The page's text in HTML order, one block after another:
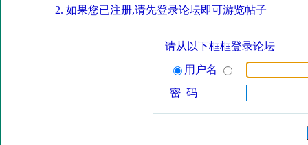
如果您已注册,请先登录论坛即可游览帖子
请从以下框框登录论坛
用户名
密 码